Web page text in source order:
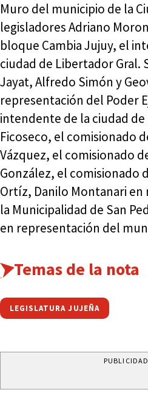
Muro del municipio de la
legisladores Adriano
bloque Cambia Jujuy, el
ciudad de Libertador Gral.
Jayat, Alfredo Simón y
representación del Poder
intendente de la ciudad
Ficoseco, el comisionado
Vázquez, el comisionado
González, el comisionado
Ortíz, Danilo Montanari
la Municipalidad de San
en representación del
Temas de la nota
LEGISLATURA JUJEÑA
PUBLICIDAD